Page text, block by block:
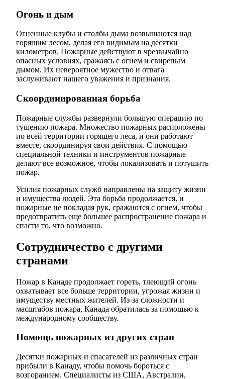
Огонь и дым
Огненные клубы и столбы дыма возвышаются над
горящим лесом, делая его видимым на десятки
километров. Пожарные действуют в чрезвычайно
опасных условиях, сражаясь с огнем и свирепым
дымом. Их невероятное мужество и отвага
заслуживают нашего уважения и признания.
Скоординированная борьба
Пожарные службы развернули большую операцию по
тушению пожара. Множество пожарных расположены
по всей территории горящего леса, и они работают
вместе, скоординируя свои действия. С помощью
специальной техники и инструментов пожарные
делают все возможное, чтобы локализовать и потушить
пожар.
Усилия пожарных служб направлены на защиту жизни
и имущества людей. Эта борьба продолжается, и
пожарные не покладая рук, сражаются с огнем, чтобы
предотвратить еще большее распространение пожара и
спасти то, что возможно.
Сотрудничество с другими
странами
Пожар в Канаде продолжает гореть, тлеющий огонь
охватывает все больше территории, угрожая жизни и
имуществу местных жителей. Из-за сложности и
масштабов пожара, Канада обратилась за помощью к
международному сообществу.
Помощь пожарных из других стран
Десятки пожарных и спасателей из различных стран
прибыли в Канаду, чтобы помочь бороться с
возгоранием. Специалисты из США, Австралии,